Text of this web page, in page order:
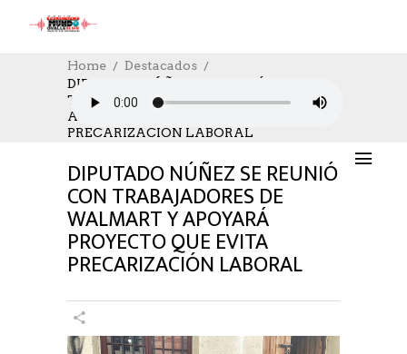
Home
Destacados
DIPUTADO NÚÑEZ SE REUNIÓ CON
TRABAJADORES DE WALMART Y
APOYARÁ PROYECTO QUE EVITA
PRECARIZACIÓN LABORAL
DESTACADOS NOTICIAS,TRABAJO
15/01/2022
1521 SEEN
0 COMMENTS
DIPUTADO NÚÑEZ SE REUNIÓ
CON TRABAJADORES DE
WALMART Y APOYARÁ
PROYECTO QUE EVITA
PRECARIZACIÓN LABORAL